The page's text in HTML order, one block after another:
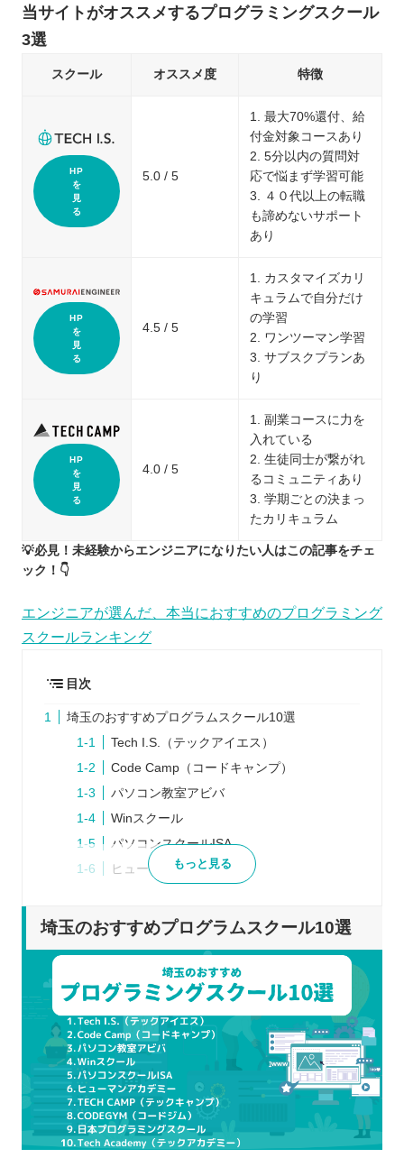
当サイトがオススメするプログラミングスクール
3選
スクール オススメ度 特徴
HP
を
見
る
5.0 / 5
1. 最大70%還付、給
付金対象コースあり
2. 5分以内の質問対
応で悩まず学習可能
3. ４０代以上の転職
も諦めないサポート
あり
HP
を
見
る
4.5 / 5
1. カスタマイズカリ
キュラムで自分だけ
の学習
2. ワンツーマン学習
3. サブスクプランあ
り
HP
を
見
る
4.0 / 5
1. 副業コースに力を
入れている
2. 生徒同士が繋がれ
るコミュニティあり
3. 学期ごとの決まっ
たカリキュラム
💡必見！未経験からエンジニアになりたい人はこの記事をチェ
ック！👇
エンジニアが選んだ、本当におすすめのプログラミング
スクールランキング
目次
埼玉のおすすめプログラムスクール10選
Tech I.S.（テックアイエス）
Code Camp（コードキャンプ）
パソコン教室アビバ
Winスクール
パソコンスクールISA
ヒューマンアカデミー
CODEGYM（コードジム）
Tech Academy（テックアカデミー）
プログラムスクールを選ぶポイント
自身の目的に合わせて学べるか
学びたい言語を習得できるか
通学とオンラインのどちらか
就職・転職に向けたサポートを実施してい
るか
日程の変更やキャンセルなどは柔軟に行え
もっと見る
埼玉のおすすめプログラムスクール10選